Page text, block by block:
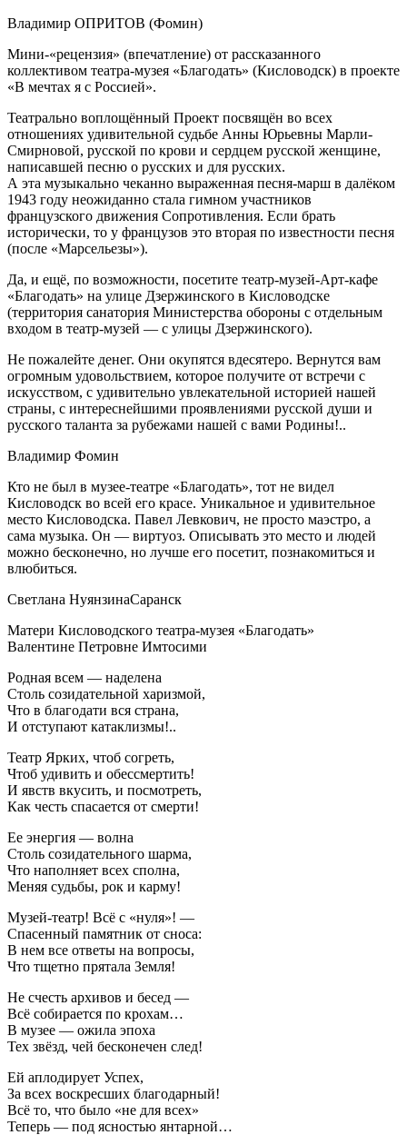
Владимир ОПРИТОВ (Фомин)
Мини-«рецензия» (впечатление) от рассказанного
коллективом театра-музея «Благодать» (Кисловодск) в проекте
«В мечтах я с Россией».
Театрально воплощённый Проект посвящён во всех
отношениях удивительной судьбе Анны Юрьевны Марли-
Смирновой, русской по крови и сердцем русской женщине,
написавшей песню о русских и для русских.
А эта музыкально чеканно выраженная песня-марш в далёком
1943 году неожиданно стала гимном участников
французского движения Сопротивления. Если брать
исторически, то у французов это вторая по известности песня
(после «Марсельезы»).
Да, и ещё, по возможности, посетите театр-музей-Арт-кафе
«Благодать» на улице Дзержинского в Кисловодске
(территория санатория Министерства обороны с отдельным
входом в театр-музей — с улицы Дзержинского).
Не пожалейте денег. Они окупятся вдесятеро. Вернутся вам
огромным удовольствием, которое получите от встречи с
искусством, с удивительно увлекательной историей нашей
страны, с интереснейшими проявлениями русской души и
русского таланта за рубежами нашей с вами Родины!..
Владимир Фомин
Кто не был в музее-театре «Благодать», тот не видел
Кисловодск во всей его красе. Уникальное и удивительное
место Кисловодска. Павел Левкович, не просто маэстро, а
сама музыка. Он — виртуоз. Описывать это место и людей
можно бесконечно, но лучше его посетит, познакомиться и
влюбиться.
Светлана НуянзинаСаранск
Матери Кисловодского театра-музея «Благодать»
Валентине Петровне Имтосими
Родная всем — наделена
Столь созидательной харизмой,
Что в благодати вся страна,
И отступают катаклизмы!..
Театр Ярких, чтоб согреть,
Чтоб удивить и обессмертить!
И явств вкусить, и посмотреть,
Как честь спасается от смерти!
Ее энергия — волна
Столь созидательного шарма,
Что наполняет всех сполна,
Меняя судьбы, рок и карму!
Музей-театр! Всё с «нуля»! —
Спасенный памятник от сноса:
В нем все ответы на вопросы,
Что тщетно прятала Земля!
Не счесть архивов и бесед —
Всё собирается по крохам…
В музее — ожила эпоха
Тех звёзд, чей бесконечен след!
Ей аплодирует Успех,
За всех воскресших благодарный!
Всё то, что было «не для всех»
Теперь — под ясностью янтарной…